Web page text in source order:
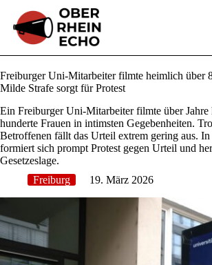
Inhalt
springen
Freiburger Uni-Mitarbeiter filmte heimlich über
Milde Strafe sorgt für Protest
Ein Freiburger Uni-Mitarbeiter filmte über
hunderte Frauen in intimsten Gegebenheiten.
Betroffenen fällt das Urteil extrem gering aus.
formiert sich prompt Protest gegen Urteil und
Gesetzeslage.
Freiburg
19. März 2026